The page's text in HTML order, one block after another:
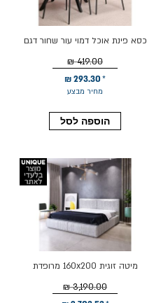
כסא פינת אוכל דמוי עור שחור דגם
מחיר מבצע
293.30 ₪
419.00 ₪
הוספה לסל
מיטה זוגית 160x200 מרופדת
3,190.00 ₪